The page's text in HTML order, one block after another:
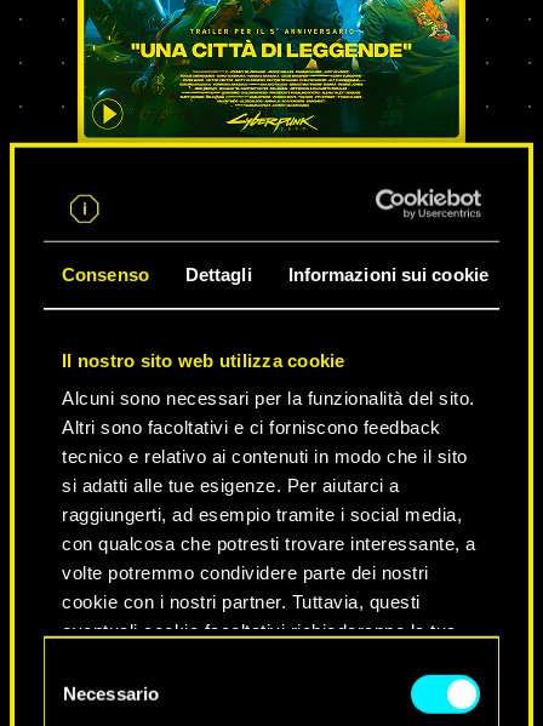
Consenso Dettagli Informazioni sui cookie
Il nostro sito web utilizza cookie
Alcuni sono necessari per la funzionalità del sito.
Altri sono facoltativi e ci forniscono feedback
tecnico e relativo ai contenuti in modo che il sito
si adatti alle tue esigenze. Per aiutarci a
raggiungerti, ad esempio tramite i social media,
con qualcosa che potresti trovare interessante, a
volte potremmo condividere parte dei nostri
cookie con i nostri partner. Tuttavia, questi
eventuali cookie facoltativi richiederanno la tua
Tutti i dettagli su come utilizziamo i cookie e su
delNecessario
NEVER FADE AWAY